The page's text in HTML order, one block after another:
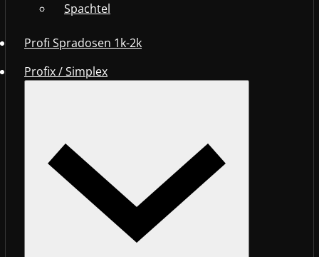
Spachtel
Profi Spradosen 1k-2k
Profix / Simplex